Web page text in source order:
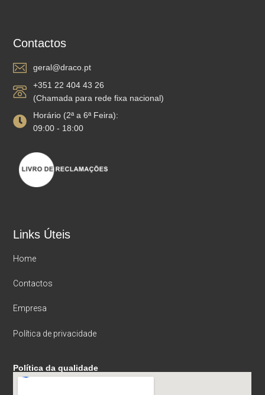
Contactos
geral@draco.pt
+351 22 404 43 26
(Chamada para rede fixa nacional)
Horário (2ª a 6ª Feira):
09:00 - 18:00
Links Úteis
Home
Contactos
Empresa
Política de privacidade
Política da qualidade